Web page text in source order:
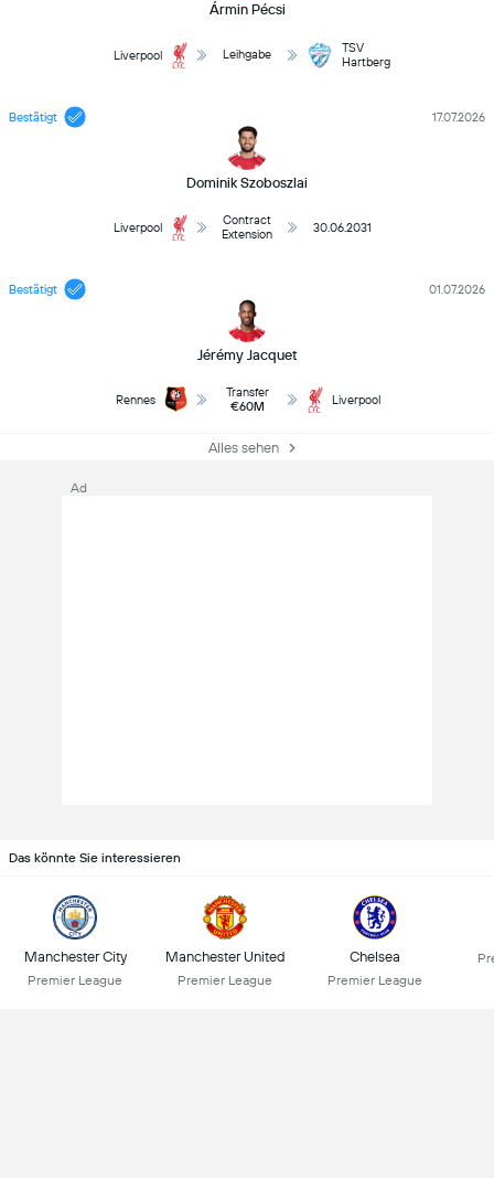
Ármin Pécsi
Liverpool Leihgabe
TSV
Hartberg
Bestätigt
Dominik Szoboszlai
17.07.2026
Liverpool
Contract
Extension
30.06.2031
Bestätigt
Jérémy Jacquet
01.07.2026
Rennes
Transfer
€60M
Liverpool
Alles sehen
Ad
Das könnte Sie interessieren
Manchester City
Premier League
Manchester United
Premier League
Chelsea
Premier League